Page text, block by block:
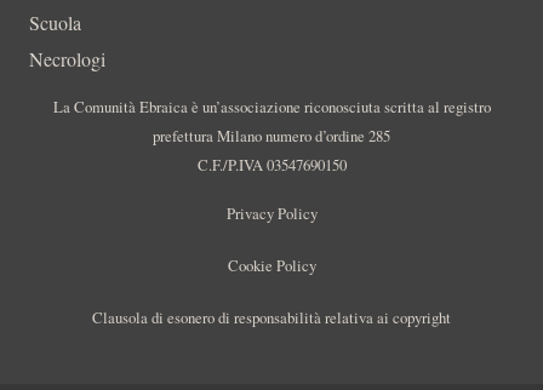
Scuola
Necrologi
La Comunità Ebraica è un’associazione riconosciuta scritta al registro
prefettura Milano numero d’ordine 285
C.F./P.IVA 03547690150
Privacy Policy
Cookie Policy
Clausola di esonero di responsabilità relativa ai copyright